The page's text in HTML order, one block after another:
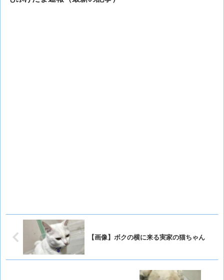
【画像】ボクの横に来る実家の猫ちゃん